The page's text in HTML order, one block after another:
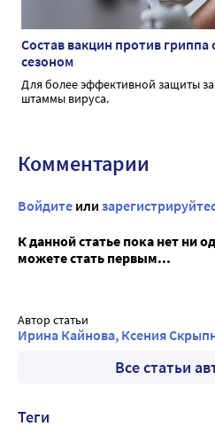
Состав вакцин против
сезоном
Для более эффективной защиты
штаммы вируса.
Комментарии
Войдите или
К данной статье пока нет ни
можете стать первым...
Автор статьи
Ирина Кайнова, Ксения
Все статьи
Теги